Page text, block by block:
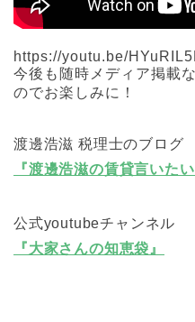
https://youtu.be/
今後も随時メディア掲載
のでお楽しみに！
渡邊浩滋 税理士のブログ
『渡邊浩滋の賃貸言いたい
公式youtubeチャンネル
『大家さんの知恵袋』